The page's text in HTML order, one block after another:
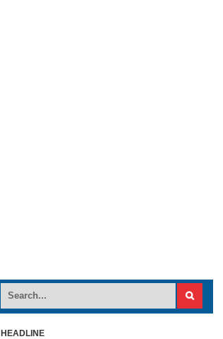
HEADLINE